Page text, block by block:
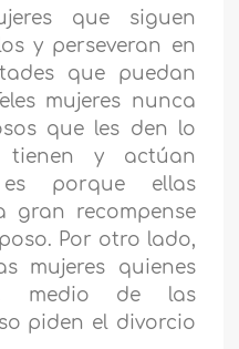
que siguen
y perseveran en
que puedan
mujeres nunca
que les den lo
tienen y actúan
es porque ellas
gran recompense
Por otro lado,
mujeres quienes
medio de las
piden el divorcio